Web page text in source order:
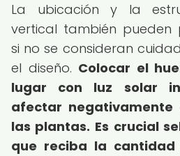
La ubicación y la
vertical también pueden
si no se consideran
el diseño. Colocar el
lugar con luz solar
afectar negativamente
las plantas. Es crucial
que reciba la